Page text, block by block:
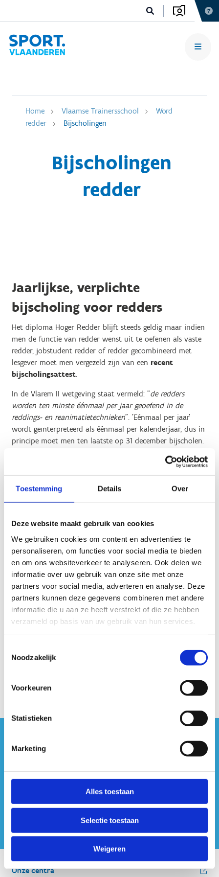
Toestemming Details Over
Deze website maakt gebruik van cookies
We gebruiken cookies om content en advertenties te
personaliseren, om functies voor social media te bieden
en om ons websiteverkeer te analyseren. Ook delen we
informatie over uw gebruik van onze site met onze
partners voor social media, adverteren en analyse. Deze
partners kunnen deze gegevens combineren met andere
informatie die u aan ze heeft verstrekt of die ze hebben
verzameld op basis van uw gebruik van hun services.
Noodzakelijk
Voorkeuren
Statistieken
Marketing
Alles toestaan
Selectie toestaan
Weigeren
Home Vlaamse Trainersschool
Word
redder
Bijscholingen
Bijscholingen
redder
Jaarlijkse, verplichte
bijscholing voor redders
Het diploma Hoger Redder blijft steeds geldig maar indien
men de functie van redder wenst uit te oefenen als vaste
redder, jobstudent redder of redder gecombineerd met
lesgever moet men vergezeld zijn van een recent
bijscholingsattest.
In de Vlarem II wetgeving staat vermeld: "de redders
worden ten minste éénmaal per jaar geoefend in de
reddings- en reanimatietechnieken". 'Eénmaal per jaar'
wordt geïnterpreteerd als éénmaal per kalenderjaar, dus in
principe moet men ten laatste op 31 december bijscholen.
zwembadverantwoordelijke (= werkgever) verkiest vaak
een redder met een zeer recent (<12 maanden)
bijscholingsattest.
een bijscholing? Schrijf je dan zeker zo vlug mogelijk in
voor een bijscholing Redder. Enkel wanneer je beschikt
over je bijscholingsattest ben je opnieuw in orde volgens
de Vlarem II wetgeving.
Ben je al gediplomeerd redder en wil je de meest recente
cursusinhouden van de volledige opleiding Hoger Redder
raadplegen? Dan kan dit via onze opfrissingscursus
online module leidt je doorheen de laatste nieuwe
Connect.
#sportersbelevenmeer
Onze centra